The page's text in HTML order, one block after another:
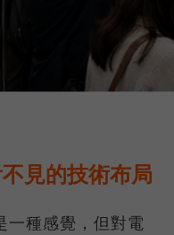
見的技術布局
一種感覺，但對電